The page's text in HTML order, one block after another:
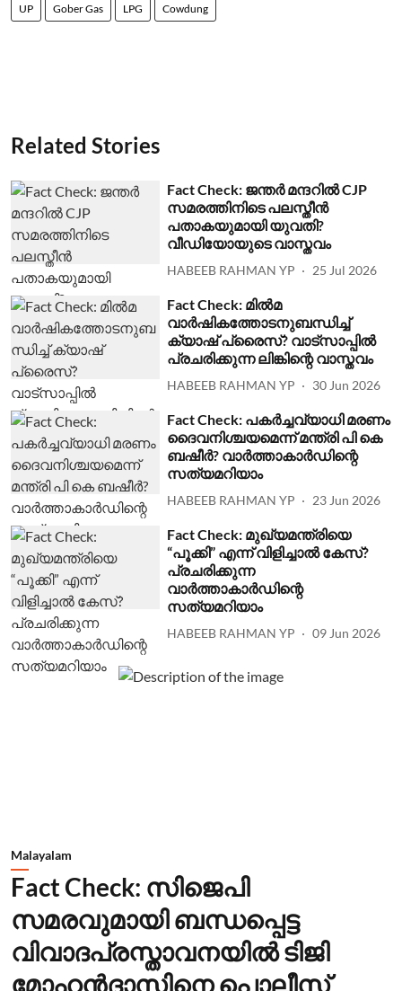
UP Gober Gas LPG Cowdung
Related Stories
Fact Check: ജന്തര്‍ മന്ദറില്‍ CJP
സമരത്തിനിടെ പലസ്തീന്‍
പതാകയുമായി യുവതി?
വീഡിയോയുടെ വാസ്തവം
HABEEB RAHMAN YP 25 Jul 2026
Fact Check: മില്‍മ
വാര്‍ഷികത്തോടനുബന്ധിച്ച്
ക്യാഷ് പ്രൈസ്? വാട്സാപ്പില്‍
പ്രചരിക്കുന്ന ലിങ്കിന്റെ വാസ്തവം
HABEEB RAHMAN YP 30 Jun 2026
Fact Check: പകര്‍ച്ചവ്യാധി മരണം
ദൈവനിശ്ചയമെന്ന് മന്ത്രി പി കെ
ബഷീര്‍? വാര്‍ത്താകാര്‍ഡിന്റെ
സത്യമറിയാം
HABEEB RAHMAN YP 23 Jun 2026
Fact Check: മുഖ്യമന്ത്രിയെ
“പൂക്കി” എന്ന് വിളിച്ചാല്‍ കേസ്?
പ്രചരിക്കുന്ന
വാര്‍ത്താകാര്‍ഡിന്റെ
സത്യമറിയാം
HABEEB RAHMAN YP 09 Jun 2026
Malayalam
Fact Check: സിജെപി
സമരവുമായി ബന്ധപ്പെട്ട
വിവാദപ്രസ്താവനയില്‍ ടിജി
മോഹന്‍ദാസിനെ പൊലീസ്